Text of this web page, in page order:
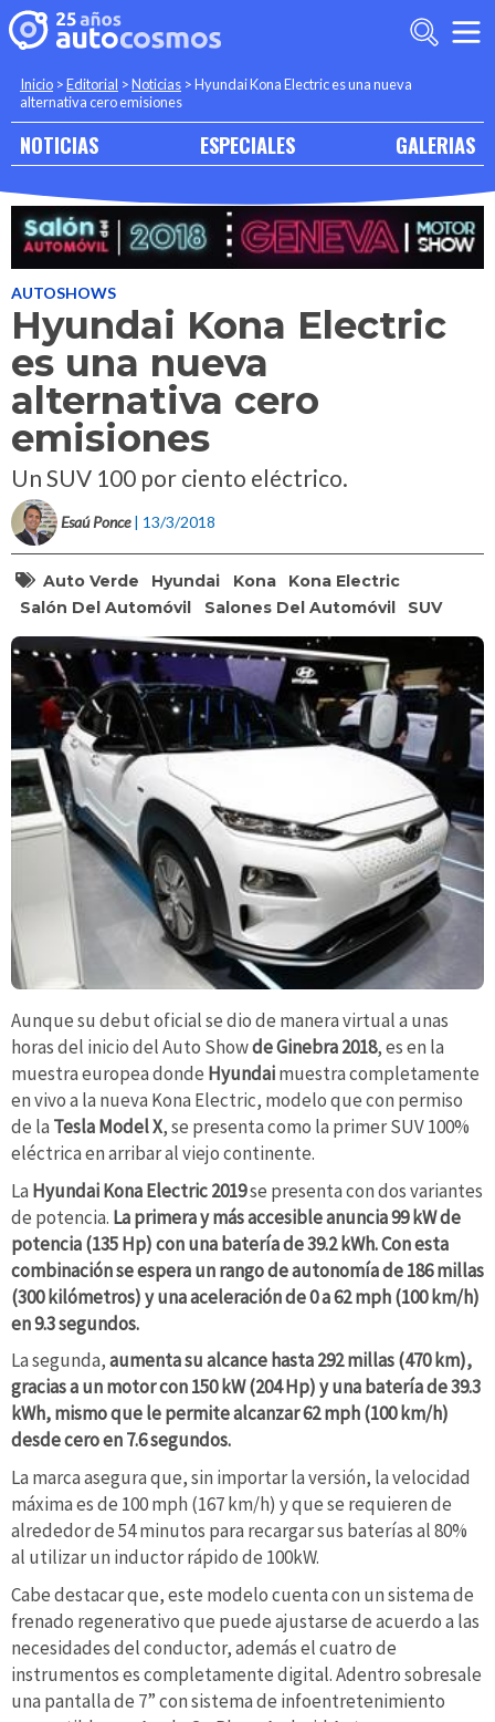
Inicio >Editorial >Noticias >Hyundai Kona Electric es una nueva
alternativa cero emisiones
NOTICIAS ESPECIALES GALERIAS
AUTOSHOWS
Hyundai Kona Electric
es una nueva
alternativa cero
emisiones
Un SUV 100 por ciento eléctrico.
Esaú Ponce | 13/3/2018
Auto Verde Hyundai Kona
Kona Electric
Salón Del Automóvil
Salones Del Automóvil SUV
Aunque su debut oficial se dio de manera virtual a unas
horas del inicio del Auto Showde Ginebra 2018, es en la
muestra europea donde Hyundaimuestra completamente
en vivo a la nueva Kona Electric, modelo que con permiso
de la Tesla Model X, se presenta como la primer SUV 100%
eléctrica en arribar al viejo continente.
La Hyundai Kona Electric 2019se presenta con dos variantes
de potencia. La primera y más accesible anuncia 99 kW de
potencia (135 Hp) con una batería de 39.2 kWh. Con esta
combinación se espera un rango de autonomía de 186 millas
(300 kilómetros) y una aceleración de 0 a 62 mph (100 km/h)
en 9.3 segundos.
La segunda,aumenta su alcance hasta 292 millas (470 km),
gracias a un motor con 150 kW (204 Hp) y una batería de 39.3
kWh, mismo que le permite alcanzar 62 mph (100 km/h)
desde cero en 7.6 segundos.
La marca asegura que, sin importar la versión, la velocidad
máxima es de 100 mph (167 km/h) y que se requieren de
alrededor de 54 minutos para recargar sus baterías al 80%
al utilizar un inductor rápido de 100kW.
Cabe destacar que, este modelo cuenta con un sistema de
frenado regenerativo que puede ajustarse de acuerdo a las
necesidades del conductor, además el cuatro de
instrumentos es completamente digital. Adentro sobresale
una pantalla de 7” con sistema de infoentretenimiento